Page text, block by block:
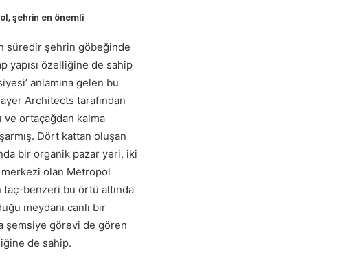
şehrin en önemli
süredir şehrin göbeğinde
yapısı özelliğine de sahip
anlamına gelen bu
Architects tarafından
ve ortaçağdan kalma
Dört kattan oluşan
bir organik pazar yeri, iki
olan Metropol
taç-benzeri bu örtü altında
meydanı canlı bir
şemsiye görevi de gören
de sahip.